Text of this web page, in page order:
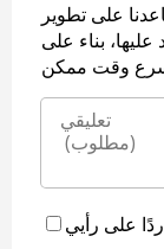
على تطوير
بناء على